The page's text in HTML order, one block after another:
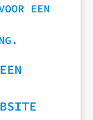
EEN